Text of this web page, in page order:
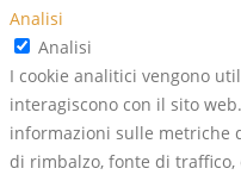
Analisi
Analisi
I cookie analitici vengono
interagiscono con il sito
informazioni sulle metriche
di rimbalzo, fonte di traffico,